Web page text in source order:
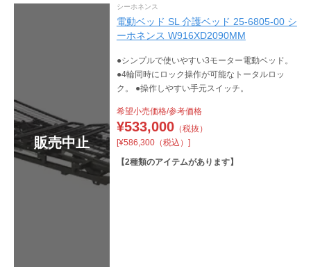
販売中止
シーホネンス
電動ベッド SL 介護ベッド 25-6805-00 シ
ーホネンス W916XD2090MM
●シンプルで使いやすい3モーター電動ベッド。
●4輪同時にロック操作が可能なトータルロッ
ク。 ●操作しやすい手元スイッチ。
希望小売価格/参考価格
¥533,000（税抜）
[¥586,300（税込）]
【2種類のアイテムがあります】